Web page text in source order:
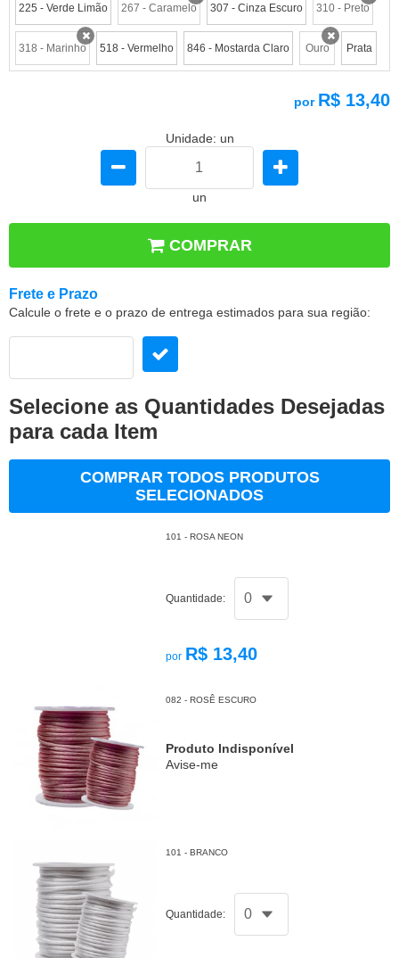
225 - Verde Limão 267 - Caramelo
x 307 - Cinza Escuro 310 - Preto
x
318 - Marinho
x 518 - Vermelho 846 - Mostarda Claro Ouro
x Prata
por R$ 13,40
Unidade: un
un
COMPRAR
Frete e Prazo
Calcule o frete e o prazo de entrega estimados para sua região:
Selecione as Quantidades Desejadas
para cada Item
COMPRAR TODOS PRODUTOS
SELECIONADOS
101 - ROSA NEON
Quantidade:
por R$ 13,40
082 - ROSÊ ESCURO
Produto Indisponível
Avise-me
101 - BRANCO
Quantidade: